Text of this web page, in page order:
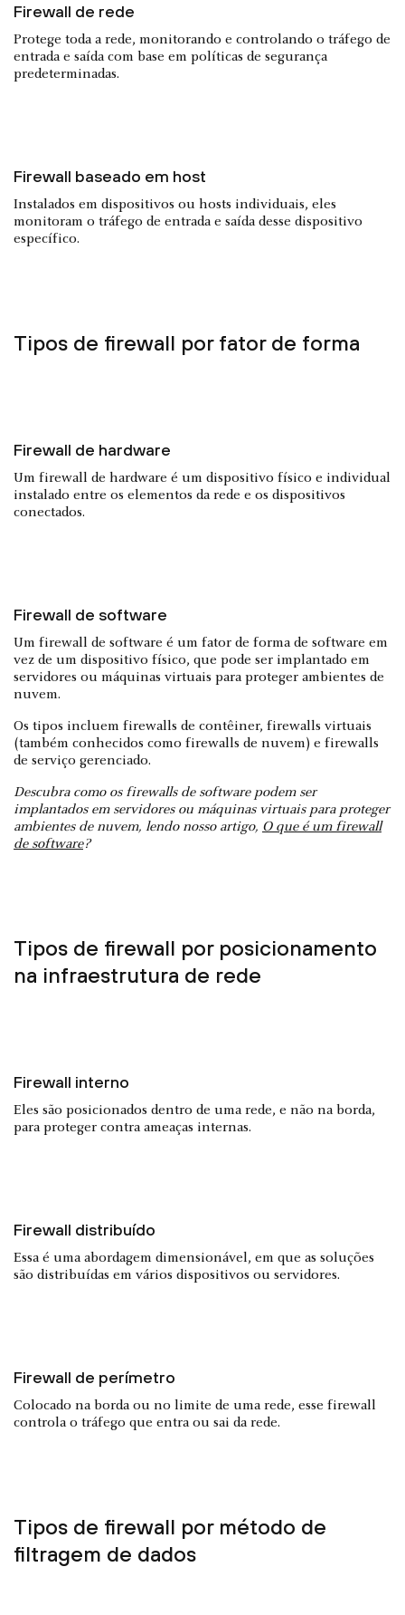
Firewall de rede
Protege toda a rede, monitorando e controlando o tráfego de
entrada e saída com base em políticas de segurança
predeterminadas.
Firewall baseado em host
Instalados em dispositivos ou hosts individuais, eles
monitoram o tráfego de entrada e saída desse dispositivo
específico.
Tipos de firewall por fator de forma
Firewall de hardware
Um firewall de hardware é um dispositivo físico e individual
instalado entre os elementos da rede e os dispositivos
conectados.
Firewall de software
Um firewall de software é um fator de forma de software em
vez de um dispositivo físico, que pode ser implantado em
servidores ou máquinas virtuais para proteger ambientes de
nuvem.
Os tipos incluem firewalls de contêiner, firewalls virtuais
(também conhecidos como firewalls de nuvem) e firewalls
de serviço gerenciado.
Descubra como os firewalls de software podem ser
implantados em servidores ou máquinas virtuais para proteger
ambientes de nuvem, lendo nosso artigo, O que é um firewall
de software?
Tipos de firewall por posicionamento
na infraestrutura de rede
Firewall interno
Eles são posicionados dentro de uma rede, e não na borda,
para proteger contra ameaças internas.
Firewall distribuído
Essa é uma abordagem dimensionável, em que as soluções
são distribuídas em vários dispositivos ou servidores.
Firewall de perímetro
Colocado na borda ou no limite de uma rede, esse firewall
controla o tráfego que entra ou sai da rede.
Tipos de firewall por método de
filtragem de dados